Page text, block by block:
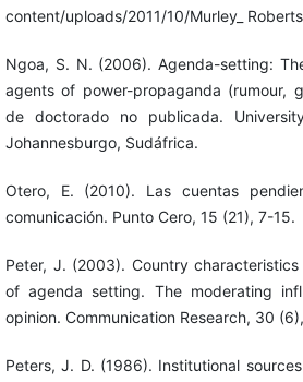
content/uploads/2011/10/Murley_
Ngoa, S. N. (2006). Agenda-setting:
agents of power-propaganda (rumour,
de doctorado no publicada.
Johannesburgo, Sudáfrica.
Otero, E. (2010). Las cuentas
comunicación. Punto Cero, 15 (21), 7-15.
Peter, J. (2003). Country
of agenda setting. The moderating
opinion. Communication Research, 30
Peters, J. D. (1986). Institutional